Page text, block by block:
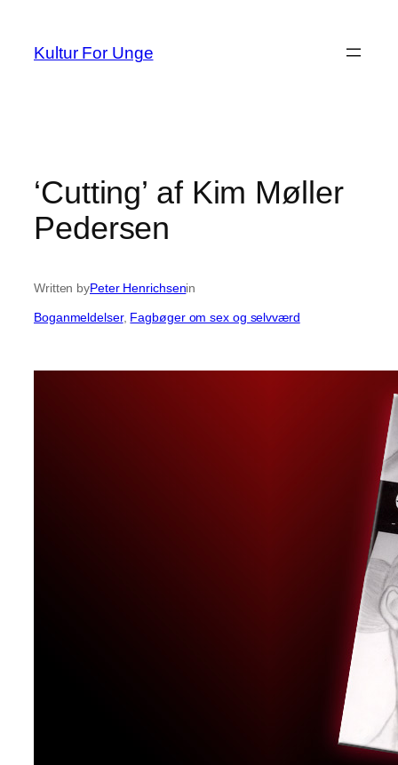
indhold
Kultur For Unge
‘Cutting’ af Kim Møller
Pedersen
Written byPeter Henrichsenin
Boganmeldelser, Fagbøger om sex og selvværd